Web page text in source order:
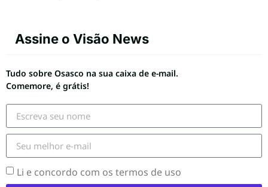
Assine o Visão News
Tudo sobre Osasco na sua caixa de e-mail.
Comemore, é grátis!
Li e concordo com os termos de uso